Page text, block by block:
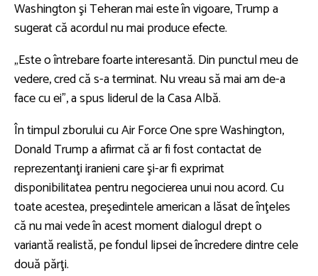
Washington şi Teheran mai este în vigoare, Trump a
sugerat că acordul nu mai produce efecte.
„Este o întrebare foarte interesantă. Din punctul meu de
vedere, cred că s-a terminat. Nu vreau să mai am de-a
face cu ei”, a spus liderul de la Casa Albă.
În timpul zborului cu Air Force One spre Washington,
Donald Trump a afirmat că ar fi fost contactat de
reprezentanţi iranieni care şi-ar fi exprimat
disponibilitatea pentru negocierea unui nou acord. Cu
toate acestea, preşedintele american a lăsat de înţeles
că nu mai vede în acest moment dialogul drept o
variantă realistă, pe fondul lipsei de încredere dintre cele
două părţi.